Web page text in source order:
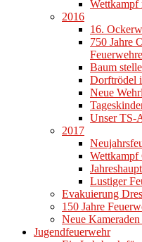
Wettkampf
2016
16.
750 Jahre
Baum
Dorftrödel
Neue
Unser TS-
2017
Wettkampf
Lustiger
Evakuierung
150 Jahre
Neue
Jugendfeuerwehr